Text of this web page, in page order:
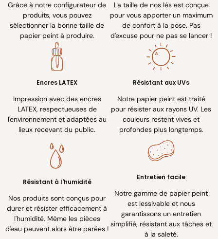
Grâce à notre configurateur de
produits, vous pouvez
sélectionner la bonne taille de
papier peint à produire.
La taille de nos lés est conçue
pour vous apporter un maximum
de confort à la pose. Pas
d'excuse pour ne pas se lancer !
Encres LATEX
Impression avec des encres
LATEX, respectueuses de
l'environnement et adaptées au
lieux recevant du public.
Résistant aux UVs
Notre papier peint est traité
pour résister aux rayons UV. Les
couleurs restent vives et
profondes plus longtemps.
Résistant à l'humidité
Nos produits sont conçus pour
durer et résister efficacement à
l'humidité. Même les pièces
d'eau peuvent alors être parées !
Entretien facile
Notre gamme de papier peint
est lessivable et nous
garantissons un entretien
simplifié, résistant aux tâches et
à la saleté.